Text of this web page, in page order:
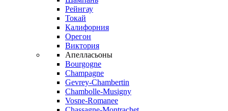
Рейнгау
Токай
Калифорния
Орегон
Виктория
Апелласьоны
Bourgogne
Champagne
Gevrey-Chambertin
Chambolle-Musigny
Vosne-Romanee